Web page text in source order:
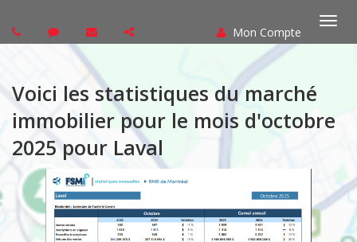
Mon Compte
Voici les statistiques du marché
immobilier pour le mois d'octobre
2025 pour Laval